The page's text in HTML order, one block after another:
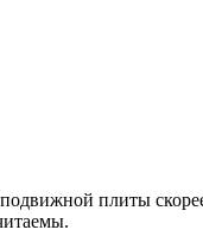
плиты